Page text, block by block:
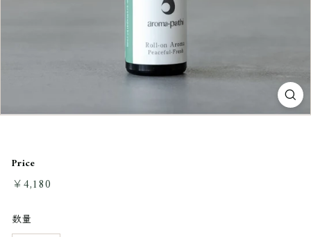
Price
通
金
￥4,180
数量